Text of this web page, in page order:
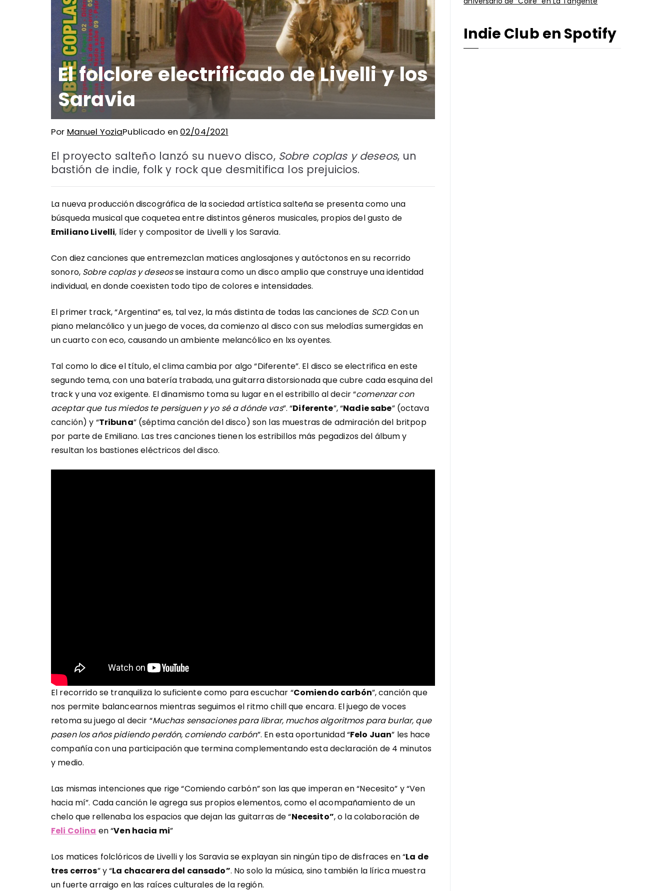
El folclore electrificado de Livelli y los
Saravia
Por Manuel YoziaPublicado en 02/04/2021
El proyecto salteño lanzó su nuevo disco, Sobre coplas y deseos, un
bastión de indie, folk y rock que desmitifica los prejuicios.
La nueva producción discográfica de la sociedad artística salteña se presenta como una
búsqueda musical que coquetea entre distintos géneros musicales, propios del gusto de
Emiliano Livelli, líder y compositor de Livelli y los Saravia.
Con diez canciones que entremezclan matices anglosajones y autóctonos en su recorrido
sonoro, Sobre coplas y deseosse instaura como un disco amplio que construye una identidad
individual, en donde coexisten todo tipo de colores e intensidades.
El primer track, “Argentina” es, tal vez, la más distinta de todas las canciones de SCD. Con un
piano melancólico y un juego de voces, da comienzo al disco con sus melodías sumergidas en
un cuarto con eco, causando un ambiente melancólico en lxs oyentes.
Tal como lo dice el título, el clima cambia por algo “Diferente”. El disco se electrifica en este
segundo tema, con una batería trabada, una guitarra distorsionada que cubre cada esquina del
track y una voz exigente. El dinamismo toma su lugar en el estribillo al decir “comenzar con
aceptar que tus miedos te persiguen y yo sé a dónde vas”. “Diferente”, “Nadie sabe” (octava
canción) y “Tribuna” (séptima canción del disco) son las muestras de admiración del britpop
por parte de Emiliano. Las tres canciones tienen los estribillos más pegadizos del álbum y
resultan los bastiones eléctricos del disco.
El recorrido se tranquiliza lo suficiente como para escuchar “Comiendo carbón”, canción que
nos permite balancearnos mientras seguimos el ritmo chill que encara. El juego de voces
retoma su juego al decir “Muchas sensaciones para librar, muchos algoritmos para burlar, que
pasen los años pidiendo perdón, comiendo carbón”. En esta oportunidad “Felo Juan” les hace
compañía con una participación que termina complementando esta declaración de 4 minutos
y medio.
Las mismas intenciones que rige “Comiendo carbón” son las que imperan en “Necesito” y “Ven
hacia mí”. Cada canción le agrega sus propios elementos, como el acompañamiento de un
chelo que rellenaba los espacios que dejan las guitarras de “Necesito”, o la colaboración de
Feli Colina en “Ven hacia mi”
Los matices folclóricos de Livelli y los Saravia se explayan sin ningún tipo de disfraces en “La de
tres cerros” y “La chacarera del cansado”. No solo la música, sino también la lírica muestra
un fuerte arraigo en las raíces culturales de la región.
Indie Club en Spotify